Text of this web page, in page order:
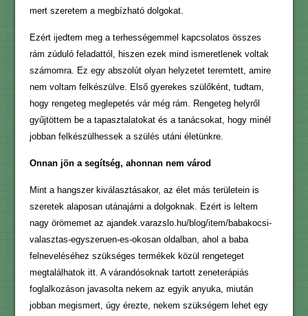
mert szeretem a megbízható dolgokat.
Ezért ijedtem meg a terhességemmel kapcsolatos összes
rám zúduló feladattól, hiszen ezek mind ismeretlenek voltak
számomra. Ez egy abszolút olyan helyzetet teremtett, amire
nem voltam felkészülve. Első gyerekes szülőként, tudtam,
hogy rengeteg meglepetés vár még rám. Rengeteg helyről
gyűjtöttem be a tapasztalatokat és a tanácsokat, hogy minél
jobban felkészülhessek a szülés utáni életünkre.
Onnan jön a segítség, ahonnan nem várod
Mint a hangszer kiválasztásakor, az élet más területein is
szeretek alaposan utánajárni a dolgoknak. Ezért is leltem
nagy örömemet az ajandek.varazslo.hu/blog/item/babakocsi-
valasztas-egyszeruen-es-okosan oldalban, ahol a baba
felneveléséhez szükséges termékek közül rengeteget
megtalálhatok itt. A várandósoknak tartott zeneterápiás
foglalkozáson javasolta nekem az egyik anyuka, miután
jobban megismert, úgy érezte, nekem szükségem lehet egy